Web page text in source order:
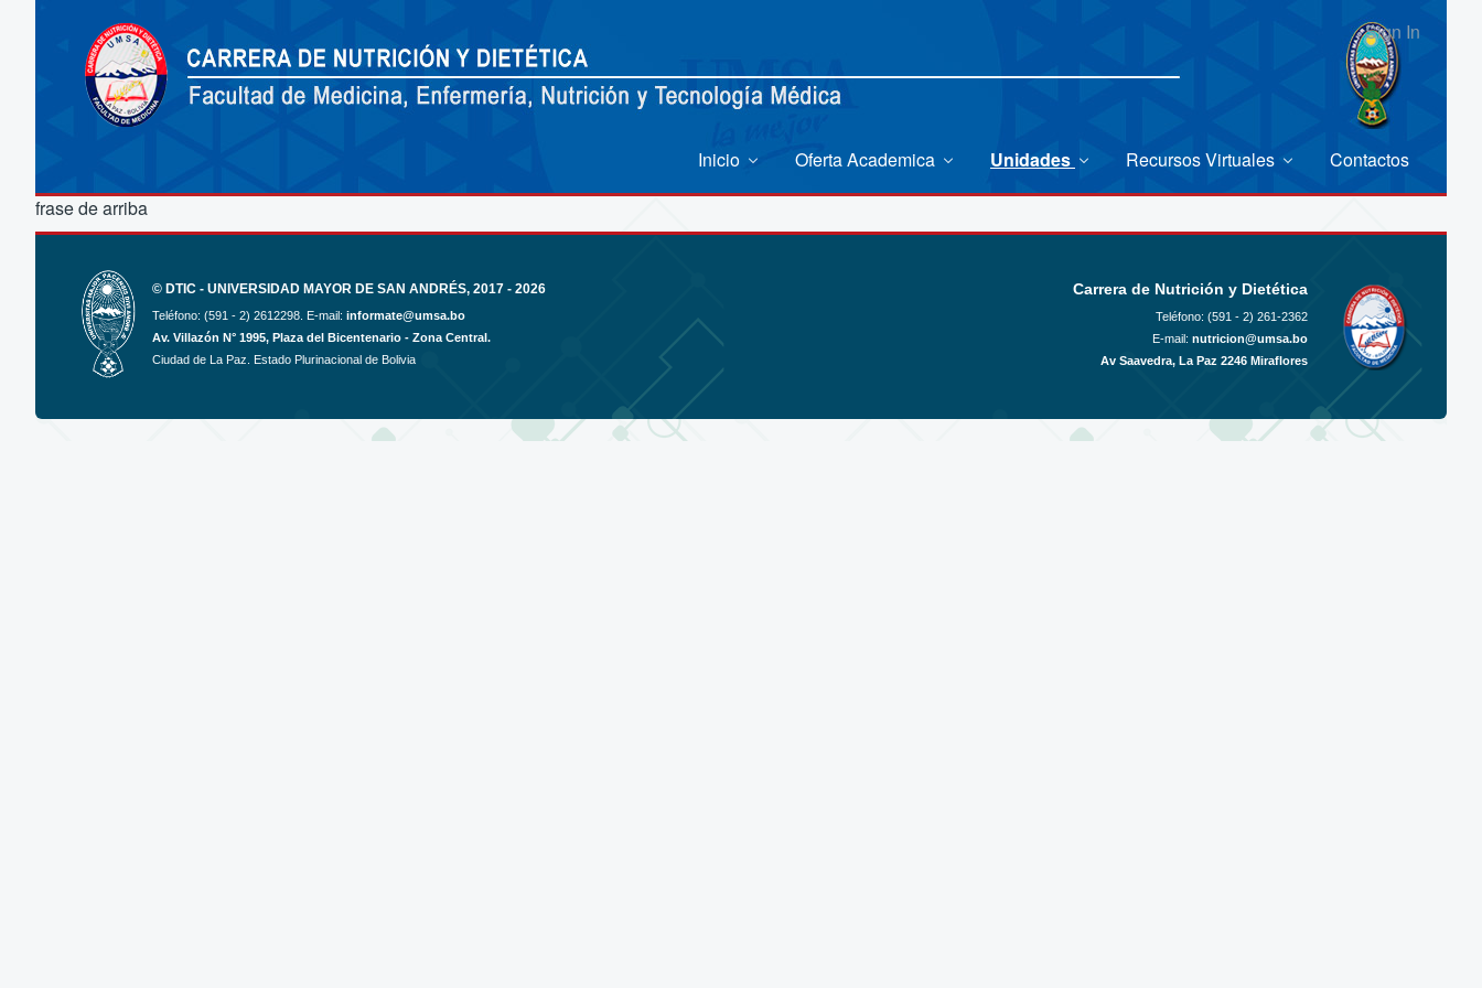
Sign In
Inicio Oferta Academica Unidades Recursos Virtuales
Contactos
frase de arriba
© DTIC - UNIVERSIDAD MAYOR DE SAN ANDRÉS, 2017 - 2026
Teléfono: (591 - 2) 2612298. E-mail: informate@umsa.bo
Av. Villazón N° 1995, Plaza del Bicentenario - Zona Central.
Ciudad de La Paz. Estado Plurinacional de Bolivia
Carrera de Nutrición y Dietética
Teléfono: (591 - 2) 261-2362
E-mail: nutricion@umsa.bo
Av Saavedra, La Paz 2246 Miraflores